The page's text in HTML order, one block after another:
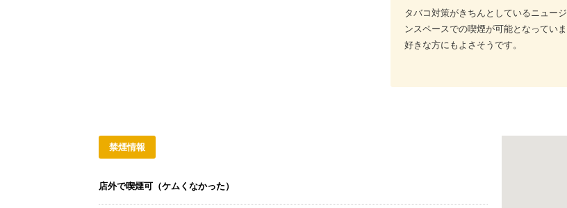
タバコ対策がきちんとしているニュー
ンスペースでの喫煙が可能となってい
好きな方にもよさそうです。
禁煙情報
店外で喫煙可（ケムくなかった）